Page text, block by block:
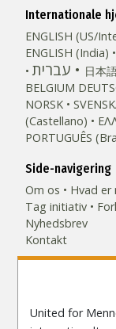
Internationale
ENGLISH (US/
ENGLISH (India)
עברית 日本
BELGIUM
NORSK
(Castellano)
PORTUGUÊS
Side-navigering
Om os
Hvad er
Tag initiativ
Nyhedsbrev
Kontakt
United for